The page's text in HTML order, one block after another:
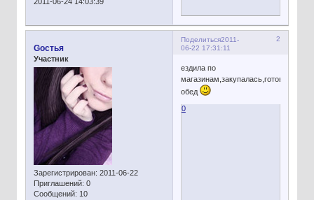
Поделиться 2
2011-
06-22 17:31:11
Gостья
Участник
Зарегистрирован: 2011-06-22
Приглашений: 0
Сообщений: 10
ездила по
магазинам,закупалась,готовила
обед
0